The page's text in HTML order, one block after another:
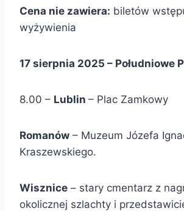
Cena nie zawiera: biletów
wyżywienia
17 sierpnia 2025 – Południowe
8.00 – Lublin – Plac Zamkowy
Romanów – Muzeum Józefa
Kraszewskiego.
Wisznice – stary cmentarz z
okolicznej szlachty i